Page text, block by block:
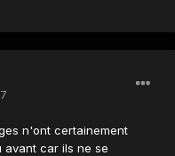
n'ont certainement
avant car ils ne se